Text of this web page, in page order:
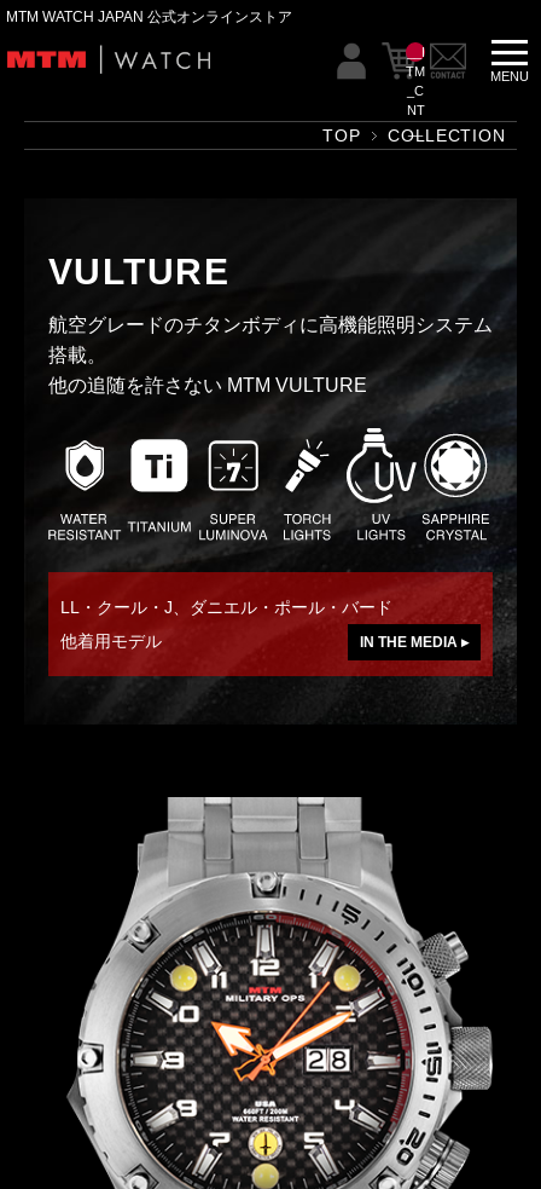
MTM WATCH JAPAN 公式オンラインストア
__I
TM
_C
NT
__
TOP COLLECTION
VULTURE
航空グレードのチタンボディに高機能照明システム
搭載。
他の追随を許さない MTM VULTURE
LL・クール・J、ダニエル・ポール・バード
他着用モデル
IN THE MEDIA ▸